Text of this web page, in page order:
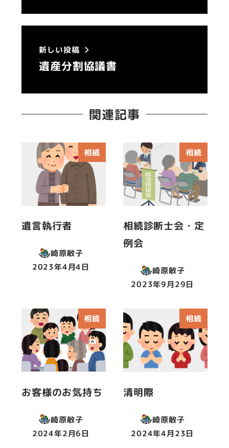
新しい投稿
遺産分割協議書
関連記事
相続
遺言執行者
崎原敏子
投稿日
2023年4月4日
相続
相続診断士会・定
例会
崎原敏子
投稿日
2023年9月29日
相続
お客様のお気持ち
崎原敏子
投稿日
2024年2月6日
相続
清明際
崎原敏子
投稿日
2024年4月23日